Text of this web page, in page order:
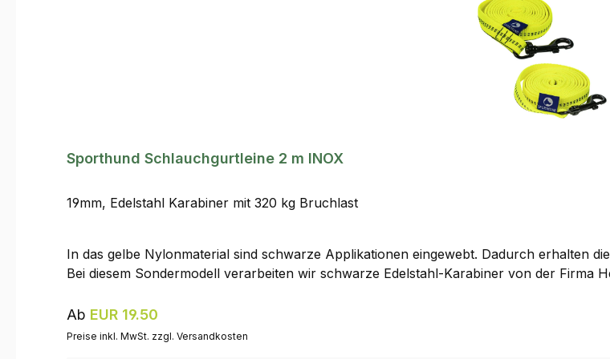
Sporthund Schlauchgurtleine 2 m INOX
19mm, Edelstahl Karabiner mit 320 kg Bruchlast
In das gelbe Nylonmaterial sind schwarze Applikationen eingewebt. Dadurch erhalten
Bei diesem Sondermodell verarbeiten wir schwarze Edelstahl-Karabiner von der Firma
Regulärer Preis:
Ab EUR 19.50
Preise inkl. MwSt. zzgl. Versandkosten